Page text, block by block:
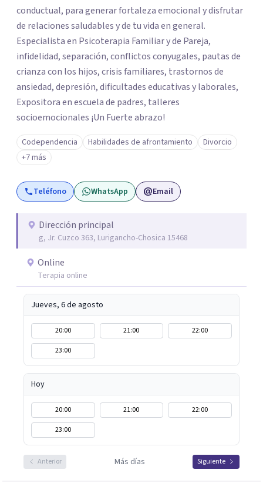
conductual, para generar fortaleza emocional y disfrutar
de relaciones saludables y de tu vida en general.
Especialista en Psicoterapia Familiar y de Pareja,
infidelidad, separación, conflictos conyugales, pautas de
crianza con los hijos, crisis familiares, trastornos de
ansiedad, depresión, dificultades educativas y laborales,
Expositora en escuela de padres, talleres
socioemocionales ¡Un Fuerte abrazo!
Codependencia Habilidades de afrontamiento
Divorcio
+7 más
Teléfono WhatsApp Email
Dirección principal
g, Jr. Cuzco 363, Lurigancho-Chosica 15468
Online
Terapia online
Jueves, 6 de agosto
20:00 21:00
22:00
23:00
Hoy
20:00 21:00
22:00
23:00
Anterior Más días Siguiente